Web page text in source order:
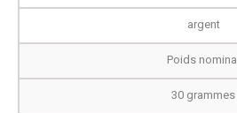
argent
Poids nominal
30 grammes